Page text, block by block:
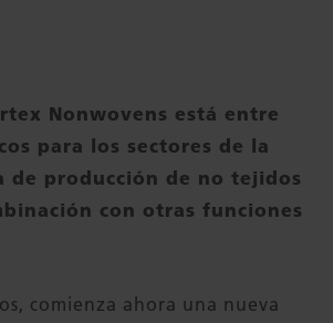
Nonwovens está entre
para los sectores de la
producción de no tejidos
con otras funciones
comienza ahora una nueva